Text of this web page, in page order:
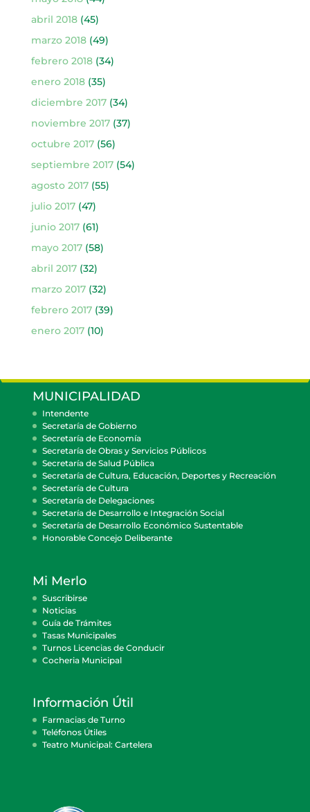
abril 2018(45)
marzo 2018(49)
febrero 2018(34)
enero 2018(35)
diciembre 2017(34)
noviembre 2017(37)
octubre 2017(56)
septiembre 2017(54)
agosto 2017(55)
julio 2017(47)
junio 2017(61)
mayo 2017(58)
abril 2017(32)
marzo 2017(32)
febrero 2017(39)
enero 2017(10)
MUNICIPALIDAD
Intendente
Secretaría de Gobierno
Secretaría de Economía
Secretaría de Obras y Servicios Públicos
Secretaría de Salud Pública
Secretaría de Cultura, Educación, Deportes y Recreación
Secretaría de Cultura
Secretaría de Delegaciones
Secretaría de Desarrollo e Integración Social
Secretaría de Desarrollo Económico Sustentable
Honorable Concejo Deliberante
Mi Merlo
Suscribirse
Noticias
Guía de Trámites
Tasas Municipales
Turnos Licencias de Conducir
Cocheria Municipal
Información Útil
Farmacias de Turno
Teléfonos Útiles
Teatro Municipal: Cartelera